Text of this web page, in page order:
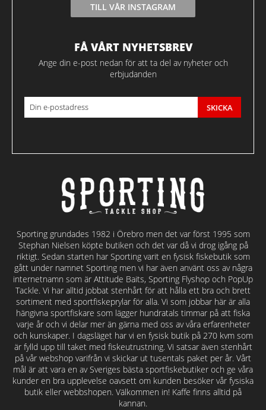
TILL VÅR INSTAGRAM
FÅ VÅRT NYHETSBREV
Ange din e-post nedan för att ta del av nyheter och
erbjudanden
SKICKA
Sporting grundades 1982 i Örebro men det var först 1995 som
Stephan Nielsen köpte butiken och det var då vi drog igång på
riktigt. Sedan starten har Sporting varit en fysisk fiskebutik som
gått under namnet Sporting men vi har även använt oss av några
internetnamn som är Attitude Baits, Sporting Flyshop och PopUp
Tackle. Vi har alltid jobbat stenhårt för att hålla ett bra och brett
sortiment med sportfiskeprylar för alla. Vi som jobbar här är alla
hängivna sportfiskare som lägger hundratals timmar på att fiska
varje år och vi delar mer än gärna med oss av våra erfarenheter
och kunskaper. I dagsläget har vi en fysisk butik på 270 kvm som
är fylld upp till taket med fiskeutrustning. Vi satsar även stenhårt
på vår webshop varifrån vi skickar ut tusentals paket per år. Vårt
mål är att vara en av Sveriges bästa sportfiskebutiker och ge våra
kunder en bra upplevelse oavsett om kunden besöker vår fysiska
butik eller webbshopen. Välkommen in! Kaffe finns alltid på
kannan.